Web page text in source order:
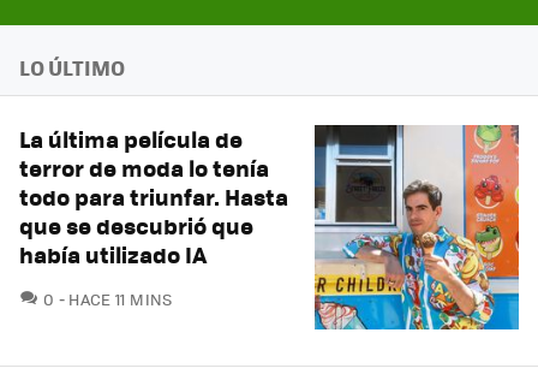
LO ÚLTIMO
La última película de
terror de moda lo tenía
todo para triunfar. Hasta
que se descubrió que
había utilizado IA
0 COMENTARIOS
HACE 11 MINS